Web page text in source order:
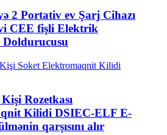
2 Portativ ev Şarj Cihazı
CEE fişli Elektrik
Rozetkası
Kilidi DSIEC-ELF E-
qarşısını alır